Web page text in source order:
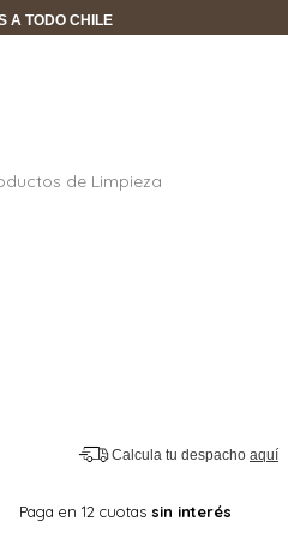
A TODO CHILE
de Limpieza
Calcula tu despacho aquí
Paga en 12 cuotas sin interés